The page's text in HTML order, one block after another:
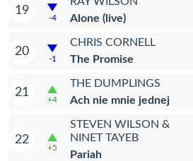
19
-4
Alone (live)
20
-1
CHRIS CORNELL
The Promise
21
+4
THE DUMPLINGS
Ach nie mnie jednej
22
+5
STEVEN WILSON &
NINET TAYEB
Pariah